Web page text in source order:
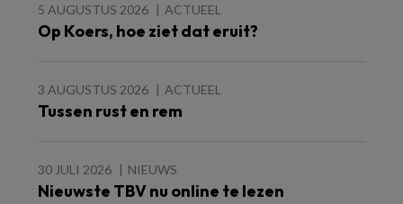
5 AUGUSTUS 2026 ACTUEEL
Op Koers, hoe ziet dat eruit?
3 AUGUSTUS 2026 ACTUEEL
Tussen rust en rem
30 JULI 2026 NIEUWS
Nieuwste TBV nu online te lezen